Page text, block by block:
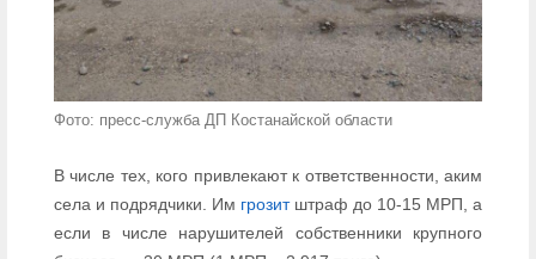
Фото: пресс-служба ДП Костанайской области
В числе тех, кого привлекают к ответственности, аким
села и подрядчики. Им грозитштраф до 10-15 МРП, а
если в числе нарушителей собственники крупного